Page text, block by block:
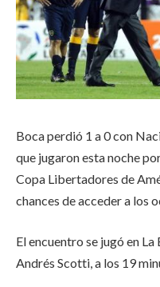
Boca perdió 1 a 0 con
que jugaron esta noche
Copa Libertadores de
chances de acceder a los
El encuentro se jugó en
Andrés Scotti, a los 19